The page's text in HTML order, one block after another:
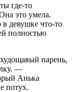
где-то
это умела.
девушке что-то
полностью
парень,
—
Анька
потух.